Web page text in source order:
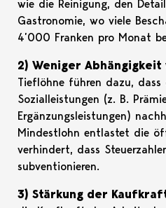
wie die Reinigung, den
Gastronomie, wo viele
4’000 Franken pro Monat
2) Weniger
Tieflöhne führen dazu,
Sozialleistungen (z. B.
Ergänzungsleistungen)
Mindestlohn entlastet die
verhindert, dass
subventionieren.
3) Stärkung der